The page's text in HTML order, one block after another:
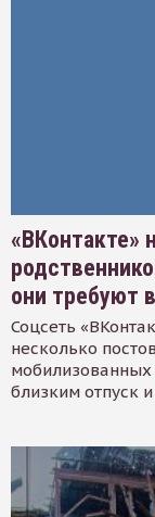
«ВКонтакте»
они требуют
Соцсеть
несколько
близким отпуск